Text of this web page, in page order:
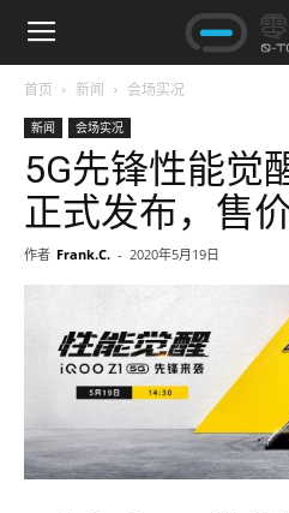
首页 新闻 会场实况
新闻 会场实况
5G先锋性能觉
正式发布，售
作者 Frank.C. - 2020年5月19日